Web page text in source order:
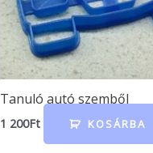
Tanuló autó szemből
1 200Ft KOSÁRBA